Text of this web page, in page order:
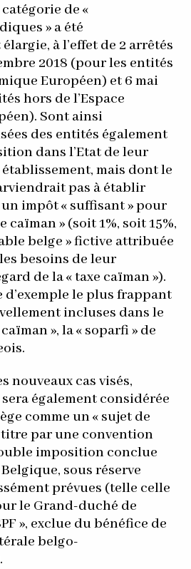
de «
» a été
à l’effet de 2 arrêtés
2018 (pour les entités
Européen) et 6 mai
hors de l’Espace
Sont ainsi
des entités également
dans l’Etat de leur
mais dont le
pas à établir
impôt « suffisant » pour
caïman » (soit 1%, soit 15%,
belge » fictive attribuée
besoins de leur
de la « taxe caïman »).
d’exemple le plus frappant
incluses dans le
», la « soparfi » de
nouveaux cas visés,
également considérée
comme un « sujet de
titre par une convention
imposition conclue
sous réserve
prévues (telle celle
le Grand-duché de
», exclue du bénéfice de
belgo-